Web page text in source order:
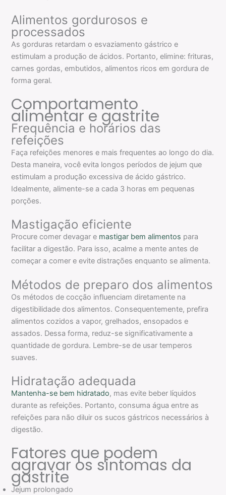
Alimentos gordurosos e
processados
As gorduras retardam o esvaziamento gástrico e
estimulam a produção de ácidos. Portanto, elimine: frituras,
carnes gordas, embutidos, alimentos ricos em gordura de
forma geral.
Comportamento
alimentar e gastrite
Frequência e horários das
refeições
Faça refeições menores e mais frequentes ao longo do dia.
Desta maneira, você evita longos períodos de jejum que
estimulam a produção excessiva de ácido gástrico.
Idealmente, alimente-se a cada 3 horas em pequenas
porções.
Mastigação eficiente
Procure comer devagar e mastigar bem alimentos para
facilitar a digestão. Para isso, acalme a mente antes de
começar a comer e evite distrações enquanto se alimenta.
Métodos de preparo dos alimentos
Os métodos de cocção influenciam diretamente na
digestibilidade dos alimentos. Consequentemente, prefira
alimentos cozidos a vapor, grelhados, ensopados e
assados. Dessa forma, reduz-se significativamente a
quantidade de gordura. Lembre-se de usar temperos
suaves.
Hidratação adequada
Mantenha-se bem hidratado, mas evite beber líquidos
durante as refeições. Portanto, consuma água entre as
refeições para não diluir os sucos gástricos necessários à
digestão.
Fatores que podem
agravar os sintomas da
gastrite
Jejum prolongado